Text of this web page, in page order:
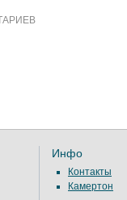
Инфо
Контакты
Камертон